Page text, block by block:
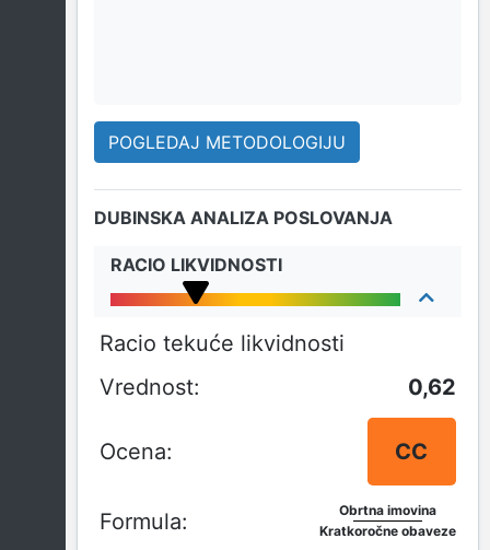
POGLEDAJ METODOLOGIJU
DUBINSKA ANALIZA POSLOVANJA
RACIO LIKVIDNOSTI
Racio tekuće likvidnosti
0,62
CC
Obrtna imovina
Kratkoročne obaveze